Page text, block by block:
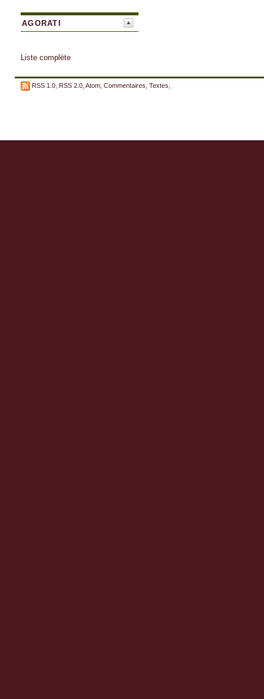
AGORATI
Liste complète
RSS 1.0 RSS 2.0 Atom Commentaires Textes